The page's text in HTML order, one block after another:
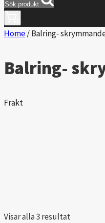
Sök produkt
Home/Balring-
Balring-
Frakt
Visar alla 3 resultat